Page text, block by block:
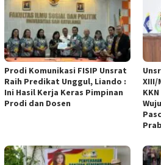
Prodi Komunikasi FISIP Unsrat
Raih Predikat Unggul, Liando :
Ini Hasil Kerja Keras Pimpinan
Prodi dan Dosen
XIII/